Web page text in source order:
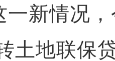
一新情况
土地联保